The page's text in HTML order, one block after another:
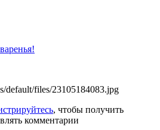
, чтобы получить
комментарии